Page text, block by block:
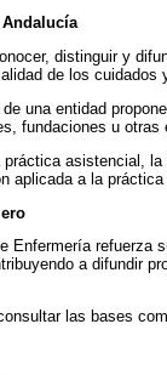
distinguir y
de los
una entidad
fundaciones u otras
asistencial,
aplicada a la práctica
Enfermería
a difundir
las bases